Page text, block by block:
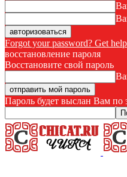
Forgot your password? Get help
восстановление пароля
Восстановите свой пароль
Пароль будет выслан Вам по